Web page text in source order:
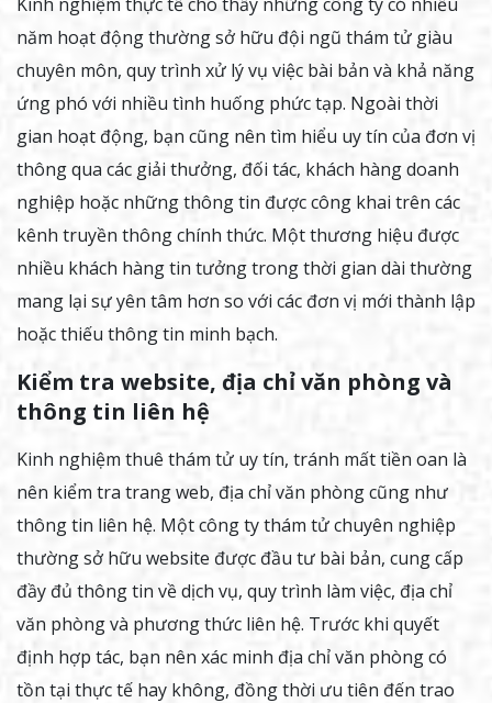
năm hoạt động thường sở hữu đội ngũ thám tử giàu
chuyên môn, quy trình xử lý vụ việc bài bản và khả năng
ứng phó với nhiều tình huống phức tạp. Ngoài thời
gian hoạt động, bạn cũng nên tìm hiểu uy tín của đơn vị
thông qua các giải thưởng, đối tác, khách hàng doanh
nghiệp hoặc những thông tin được công khai trên các
kênh truyền thông chính thức. Một thương hiệu được
nhiều khách hàng tin tưởng trong thời gian dài thường
mang lại sự yên tâm hơn so với các đơn vị mới thành lập
hoặc thiếu thông tin minh bạch.
Kiểm tra website, địa chỉ văn phòng và
thông tin liên hệ
Kinh nghiệm thuê thám tử uy tín, tránh mất tiền oan là
nên kiểm tra trang web, địa chỉ văn phòng cũng như
thông tin liên hệ. Một công ty thám tử chuyên nghiệp
thường sở hữu website được đầu tư bài bản, cung cấp
đầy đủ thông tin về dịch vụ, quy trình làm việc, địa chỉ
văn phòng và phương thức liên hệ. Trước khi quyết
định hợp tác, bạn nên xác minh địa chỉ văn phòng có
tồn tại thực tế hay không, đồng thời ưu tiên đến trao